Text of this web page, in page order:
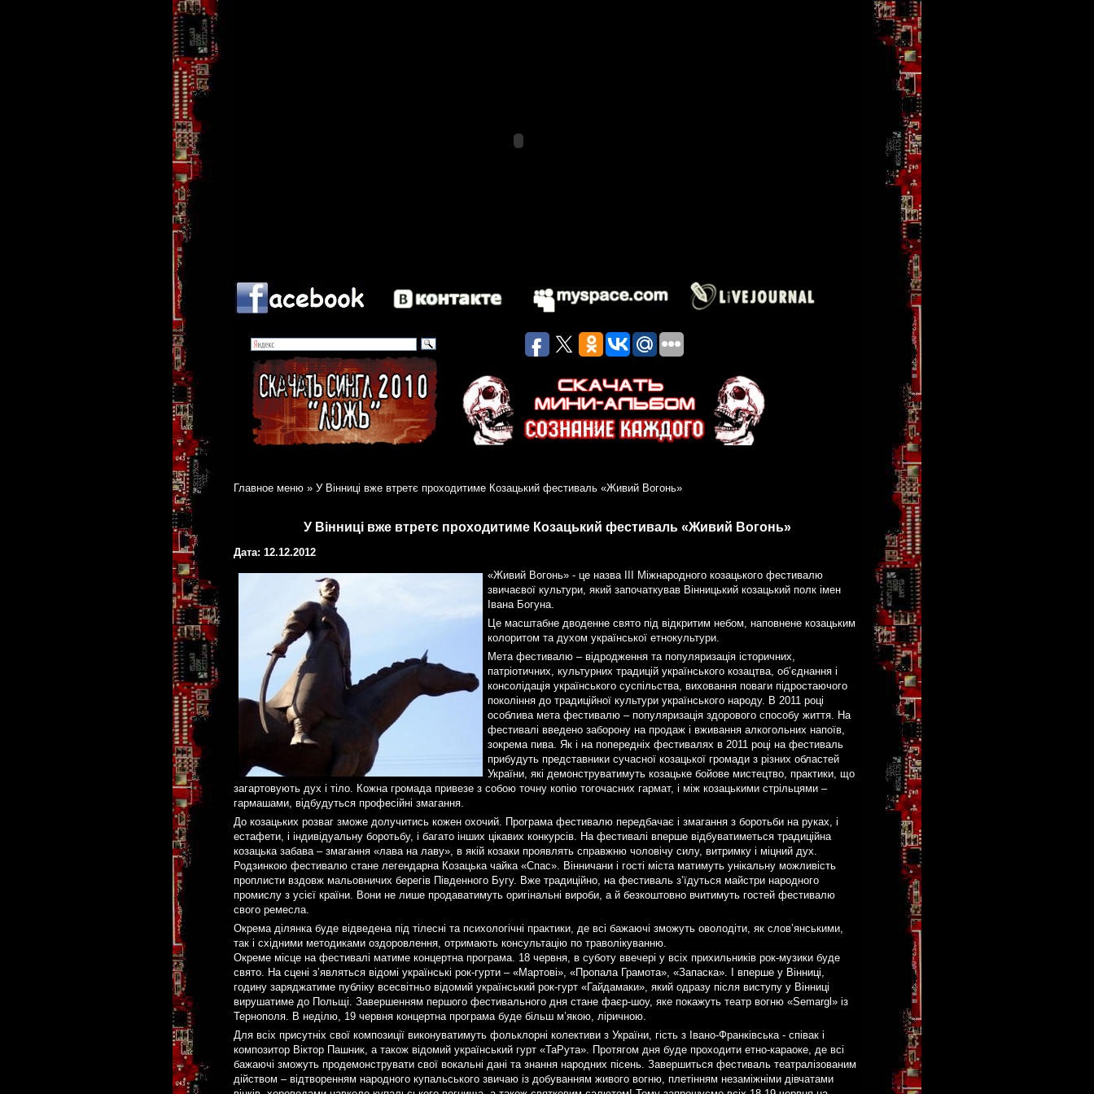
Главное меню » У Вінниці вже втретє проходитиме Козацький фестиваль «Живий Вогонь»
У Вінниці вже втретє проходитиме Козацький фестиваль «Живий Вогонь»
Дата: 12.12.2012
«Живий Вогонь» - це назва ІІІ Міжнародного козацького фестивалю
звичаєвої культури, який започаткував Вінницький козацький полк імен
Івана Богуна.
Це масштабне дводенне свято під відкритим небом, наповнене козацьким
колоритом та духом української етнокультури.
Мета фестивалю – відродження та популяризація історичних,
патріотичних, культурних традицій українського козацтва, об’єднання і
консолідація українського суспільства, виховання поваги підростаючого
покоління до традиційної культури українського народу. В 2011 році
особлива мета фестивалю – популяризація здорового способу життя. На
фестивалі введено заборону на продаж і вживання алкогольних напоїв,
зокрема пива. Як і на попередніх фестивалях в 2011 році на фестиваль
прибудуть представники сучасної козацької громади з різних областей
України, які демонструватимуть козацьке бойове мистецтво, практики, що
загартовують дух і тіло. Кожна громада привезе з собою точну копію тогочасних гармат, і між козацькими стрільцями –
гармашами, відбудуться професійні змагання.
До козацьких розваг зможе долучитись кожен охочий. Програма фестивалю передбачає і змагання з боротьби на руках, і
естафети, і індивідуальну боротьбу, і багато інших цікавих конкурсів. На фестивалі вперше відбуватиметься традиційна
козацька забава – змагання «лава на лаву», в якій козаки проявлять справжню чоловічу силу, витримку і міцний дух.
Родзинкою фестивалю стане легендарна Козацька чайка «Спас». Вінничани і гості міста матимуть унікальну можливість
проплисти вздовж мальовничих берегів Південного Бугу. Вже традиційно, на фестиваль з’їдуться майстри народного
промислу з усієї країни. Вони не лише продаватимуть оригінальні вироби, а й безкоштовно вчитимуть гостей фестивалю
свого ремесла.
Окрема ділянка буде відведена під тілесні та психологічні практики, де всі бажаючі зможуть оволодіти, як слов’янськими,
так і східними методиками оздоровлення, отримають консультацію по траволікуванню.
Окреме місце на фестивалі матиме концертна програма. 18 червня, в суботу ввечері у всіх прихильників рок-музики буде
свято. На сцені з’являться відомі українські рок-гурти – «Мартові», «Пропала Грамота», «Запаска». І вперше у Вінниці,
годину заряджатиме публіку всесвітньо відомий український рок-гурт «Гайдамаки», який одразу після виступу у Вінниці
вирушатиме до Польщі. Завершенням першого фестивального дня стане фаєр-шоу, яке покажуть театр вогню «Semargl» із
Тернополя. В неділю, 19 червня концертна програма буде більш м’якою, ліричною.
Для всіх присутніх свої композиції виконуватимуть фольклорні колективи з України, гість з Івано-Франківська - співак і
композитор Віктор Пашник, а також відомий український гурт «ТаРута». Протягом дня буде проходити етно-караоке, де всі
бажаючі зможуть продемонструвати свої вокальні дані та знання народних пісень. Завершиться фестиваль театралізованим
дійством – відтворенням народного купальського звичаю із добуванням живого вогню, плетінням незаміжніми дівчатами